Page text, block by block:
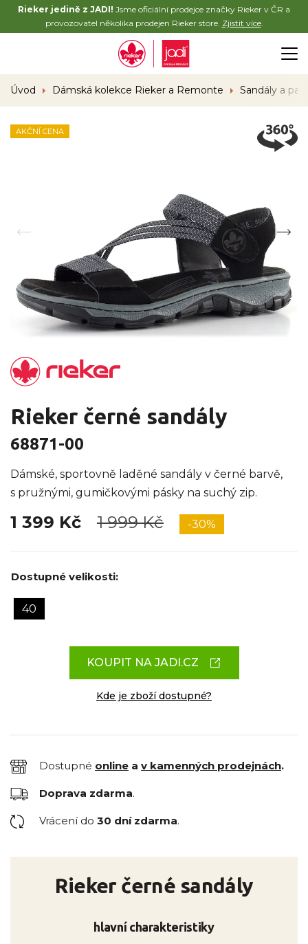
Rieker jedině z JADI! Jsme oficiální prodejce značky Rieker v ČR a
provozovatel několika prodejen Rieker store. Zjistit více.
Úvod Dámská kolekce Rieker a Remonte Sandály a
AKČNÍ CENA
Rieker černé sandály
68871-00
Dámské, sportovně laděné sandály v černé barvě,
s pružnými, gumičkovými pásky na suchý zip.
1 399 Kč 1 999 Kč -30%
Dostupné velikosti:
40
KOUPIT NA JADI.CZ
Kde je zboží dostupné?
Dostupné online a v kamenných prodejnách.
Doprava zdarma.
Vrácení do 30 dní zdarma.
Rieker černé sandály
hlavní charakteristiky